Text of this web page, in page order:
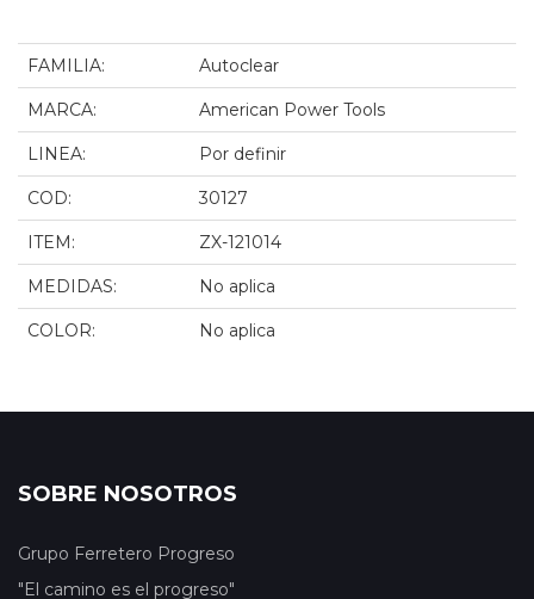
FAMILIA: Autoclear
MARCA: American Power Tools
LINEA: Por definir
COD: 30127
ITEM: ZX-121014
MEDIDAS: No aplica
COLOR: No aplica
SOBRE NOSOTROS
Grupo Ferretero Progreso
"El camino es el progreso"